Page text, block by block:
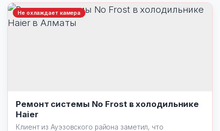
Не охлаждает камера
Ремонт системы No Frost в холодильнике
Haier
Клиент из Ауэзовского района заметил, что